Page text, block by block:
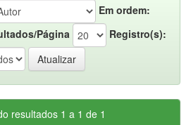
Em ordem:
Página
Registro(s):
resultados 1 a 1 de 1